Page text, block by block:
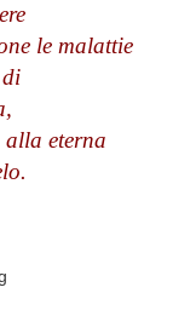
le malattie
eterna